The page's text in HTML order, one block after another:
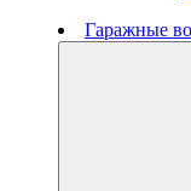
Гаражные